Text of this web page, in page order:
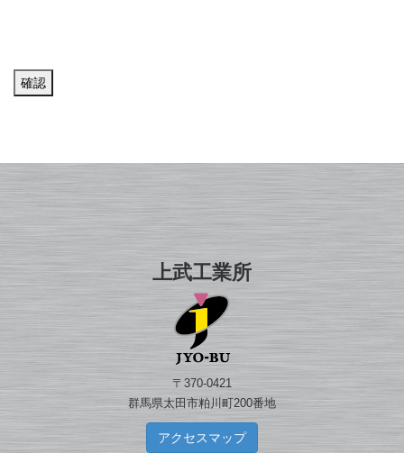
上武工業所
〒370-0421
群馬県太田市粕川町200番地
アクセスマップ